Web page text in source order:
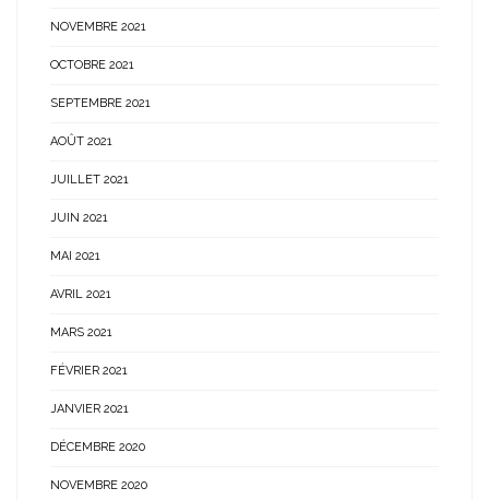
NOVEMBRE 2021
OCTOBRE 2021
SEPTEMBRE 2021
AOÛT 2021
JUILLET 2021
JUIN 2021
MAI 2021
AVRIL 2021
MARS 2021
FÉVRIER 2021
JANVIER 2021
DÉCEMBRE 2020
NOVEMBRE 2020